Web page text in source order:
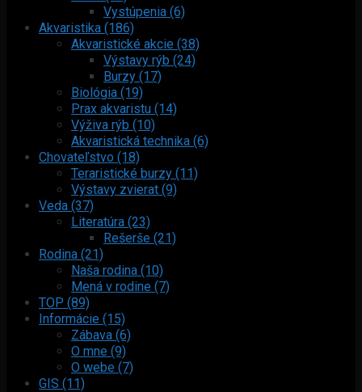
Vystúpenia (6)
Akvaristika (186)
Akvaristické akcie (38)
Výstavy rýb (24)
Burzy (17)
Biológia (19)
Prax akvaristu (14)
Výživa rýb (10)
Akvaristická technika (6)
Chovateľstvo (18)
Teraristické burzy (11)
Výstavy zvierat (9)
Veda (37)
Literatúra (23)
Rešerše (21)
Rodina (21)
Naša rodina (10)
Mená v rodine (7)
TOP (89)
Informácie (15)
Zábava (6)
O mne (9)
O webe (7)
GIS (11)